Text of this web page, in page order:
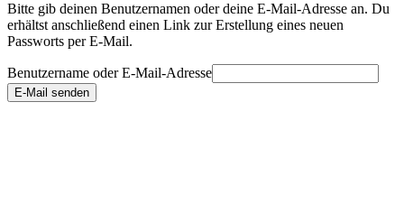
Bitte gib deinen Benutzernamen oder deine E-Mail-Adresse an. Du
erhältst anschließend einen Link zur Erstellung eines neuen
Passworts per E-Mail.
Benutzername oder E-Mail-Adresse
E-Mail senden